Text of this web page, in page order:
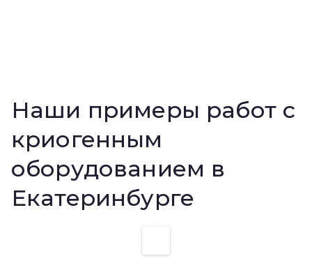
Наши примеры работ с
криогенным
оборудованием в
Екатеринбурге